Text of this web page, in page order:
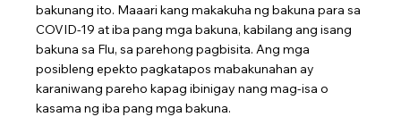
bakunang ito. Maaari kang makakuha ng bakuna para sa
COVID-19 at iba pang mga bakuna, kabilang ang isang
bakuna sa Flu, sa parehong pagbisita. Ang mga
posibleng epekto pagkatapos mabakunahan ay
karaniwang pareho kapag ibinigay nang mag-isa o
kasama ng iba pang mga bakuna.